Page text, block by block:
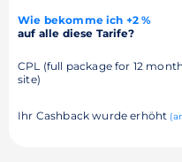
Wie bekomme ich +2 %
auf alle diese Tarife?
CPL (full package for 12
site)
Ihr Cashback wurde erhöht